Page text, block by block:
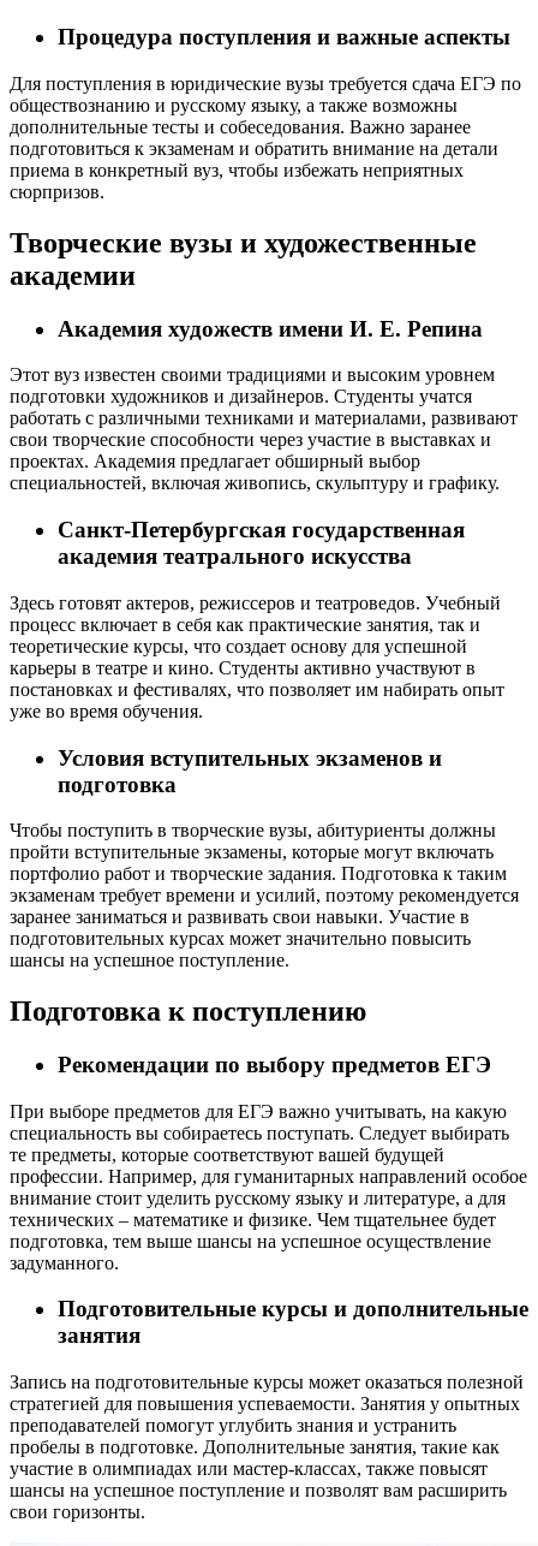
Процедура поступления и важные аспекты
Для поступления в юридические вузы требуется сдача ЕГЭ по
обществознанию и русскому языку, а также возможны
дополнительные тесты и собеседования. Важно заранее
подготовиться к экзаменам и обратить внимание на детали
приема в конкретный вуз, чтобы избежать неприятных
сюрпризов.
Творческие вузы и художественные
академии
Академия художеств имени И. Е. Репина
Этот вуз известен своими традициями и высоким уровнем
подготовки художников и дизайнеров. Студенты учатся
работать с различными техниками и материалами, развивают
свои творческие способности через участие в выставках и
проектах. Академия предлагает обширный выбор
специальностей, включая живопись, скульптуру и графику.
Санкт-Петербургская государственная
академия театрального искусства
Здесь готовят актеров, режиссеров и театроведов. Учебный
процесс включает в себя как практические занятия, так и
теоретические курсы, что создает основу для успешной
карьеры в театре и кино. Студенты активно участвуют в
постановках и фестивалях, что позволяет им набирать опыт
уже во время обучения.
Условия вступительных экзаменов и
подготовка
Чтобы поступить в творческие вузы, абитуриенты должны
пройти вступительные экзамены, которые могут включать
портфолио работ и творческие задания. Подготовка к таким
экзаменам требует времени и усилий, поэтому рекомендуется
заранее заниматься и развивать свои навыки. Участие в
подготовительных курсах может значительно повысить
шансы на успешное поступление.
Подготовка к поступлению
Рекомендации по выбору предметов ЕГЭ
При выборе предметов для ЕГЭ важно учитывать, на какую
специальность вы собираетесь поступать. Следует выбирать
те предметы, которые соответствуют вашей будущей
профессии. Например, для гуманитарных направлений особое
внимание стоит уделить русскому языку и литературе, а для
технических – математике и физике. Чем тщательнее будет
подготовка, тем выше шансы на успешное осуществление
задуманного.
Подготовительные курсы и дополнительные
занятия
Запись на подготовительные курсы может оказаться полезной
стратегией для повышения успеваемости. Занятия у опытных
преподавателей помогут углубить знания и устранить
пробелы в подготовке. Дополнительные занятия, такие как
участие в олимпиадах или мастер-классах, также повысят
шансы на успешное поступление и позволят вам расширить
свои горизонты.